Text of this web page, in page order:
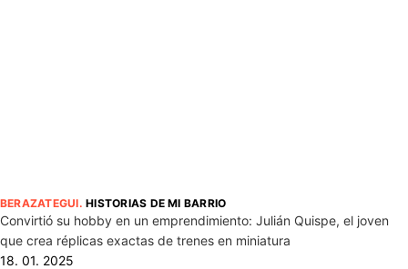
BERAZATEGUI.HISTORIAS DE MI BARRIO
Convirtió su hobby en un emprendimiento: Julián Quispe, el joven
que crea réplicas exactas de trenes en miniatura
18. 01. 2025